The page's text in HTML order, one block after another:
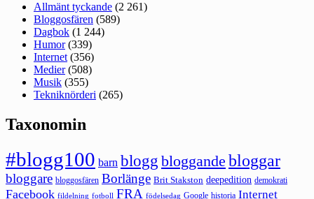
Allmänt tyckande (2 261)
Bloggosfären (589)
Dagbok (1 244)
Humor(339)
Internet (356)
Medier(508)
Musik (355)
Tekniknörderi (265)
Taxonomin
#blogg100 barn blogg bloggande bloggar
bloggare bloggosfären Borlänge Brit Stakston deepedition demokrati
Facebook fildelning fotboll FRA födelsedag Google historia Internet